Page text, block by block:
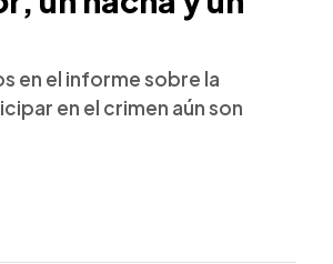
en el informe sobre la
en el crimen aún son